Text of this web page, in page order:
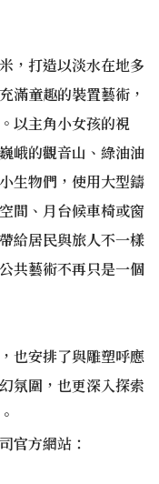
，打造以淡水在地多
滿童趣的裝置藝術，
以主角小女孩的視
峨的觀音山、綠油油
生物們，使用大型鑄
間、月台候車椅或窗
給居民與旅人不一樣
共藝術不再只是一個
也安排了與雕塑呼應
氛圍，也更深入探索
官方網站：